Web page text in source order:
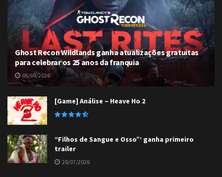
Ghost Recon Wildlands ganha atualizações gratuitas
para celebrar os 25 anos da franquia
06/08/2026
[Game] Análise – Heave Ho 2
“Filhos de Sangue e Osso”‘ ganha primeiro
trailer
28/07/2026